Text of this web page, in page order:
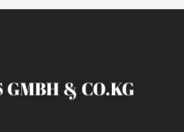
& CO.KG